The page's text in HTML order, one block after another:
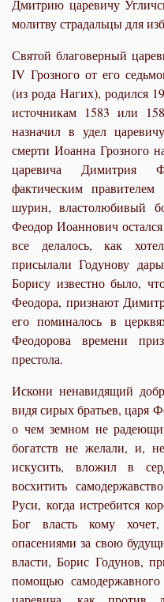
Дмитрию царевичу
молитву страдальцы для
Святой благоверный
IV Грозного от его
(из рода Нагих), родился
источникам 1583 или
назначил в удел
смерти Иоанна Грозного
царевича Димитрия
фактическим
шурин, властолюбивый
Феодор Иоаннович
все дела­лось, как
присылали Годунову
Борису известно было,
Феодора, признают
его поминалось в
Феодорова времени
престола.
Искони ненавидящий
видя сирых братьев, царя
о чем земном не
богатств не желали, и,
искусить, вложил в
восхитить
Руси, когда истребится
Бог власть кому
опасениями за свою
власти, Борис Годунов,
помощью самодержавного